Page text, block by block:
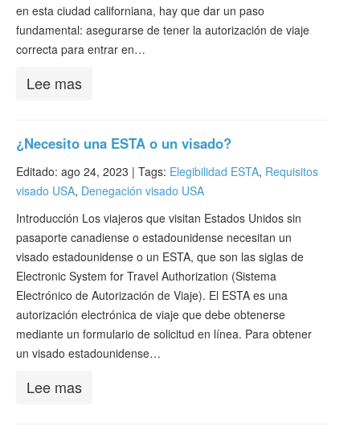
en esta ciudad californiana, hay que dar un paso
fundamental: asegurarse de tener la autorización de viaje
correcta para entrar en…
Lee mas
¿Necesito una ESTA o un visado?
Editado: ago 24, 2023 | Tags: Elegibilidad ESTA, Requisitos
visado USA, Denegación visado USA
Introducción Los viajeros que visitan Estados Unidos sin
pasaporte canadiense o estadounidense necesitan un
visado estadounidense o un ESTA, que son las siglas de
Electronic System for Travel Authorization (Sistema
Electrónico de Autorización de Viaje). El ESTA es una
autorización electrónica de viaje que debe obtenerse
mediante un formulario de solicitud en línea. Para obtener
un visado estadounidense…
Lee mas